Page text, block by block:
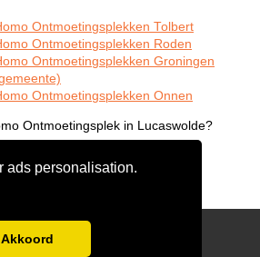
ads personalisation.
Akkoord
Ontmoetingsplekken Tolbert
Ontmoetingsplekken Roden
Ontmoetingsplekken Groningen
Ontmoetingsplekken Onnen
Ontmoetingsplek in Lucaswolde?
aan